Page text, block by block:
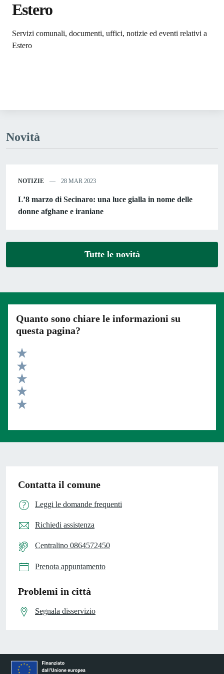
Estero
Dettagli dell'argomento
Servizi comunali, documenti, uffici, notizie ed eventi relativi a
Estero
Novità
NOTIZIE 28 MAR 2023
L’8 marzo di Secinaro: una luce gialla in nome delle
donne afghane e iraniane
Tutte le novità
Quanto sono chiare le informazioni su
questa pagina?
Valuta 5 stelle su 5
Valuta 4 stelle su 5
Valuta 3 stelle su 5
Valuta 2 stelle su 5
Contatta il comune
Leggi le domande frequenti
Richiedi assistenza
Centralino 0864572450
Prenota appuntamento
Problemi in città
Segnala disservizio